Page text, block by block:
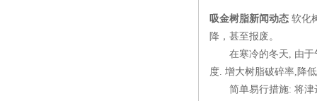
吸金树脂新闻动态 软化
降，甚至报废。
在寒冷的冬天, 由于气
度. 增大树脂破碎率,降
简单易行措施: 将津达